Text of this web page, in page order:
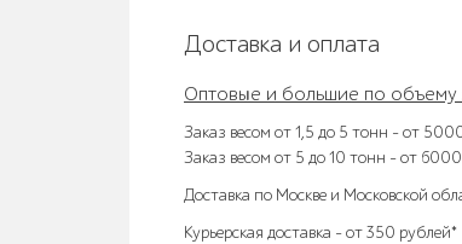
Доставка и оплата
Оптовые и большие по объему
Заказ весом от 1,5 до 5 тонн – от
Заказ весом от 5 до 10 тонн – от
Доставка по Москве и Московской
Курьерская доставка – от 350 рублей*